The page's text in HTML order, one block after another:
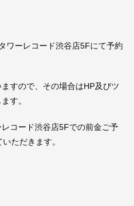
ワーレコード渋谷店5Fにて予約
すので、その場合はHP及びツ
す。
コード渋谷店5Fでの前金ご予
ただきます。